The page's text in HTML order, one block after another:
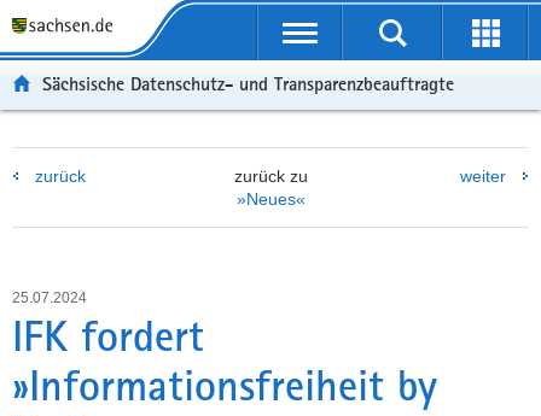
t
l
e
g
r
f
t
l
v
g
a
o
p
i
a
t
t
r
e
e
i
h
Sächsische Datenschutz- und Transparenzbeauftragte
zurück
zurück zu
»Neues«
weiter
25.07.2024
IFK fordert
»Informationsfreiheit by